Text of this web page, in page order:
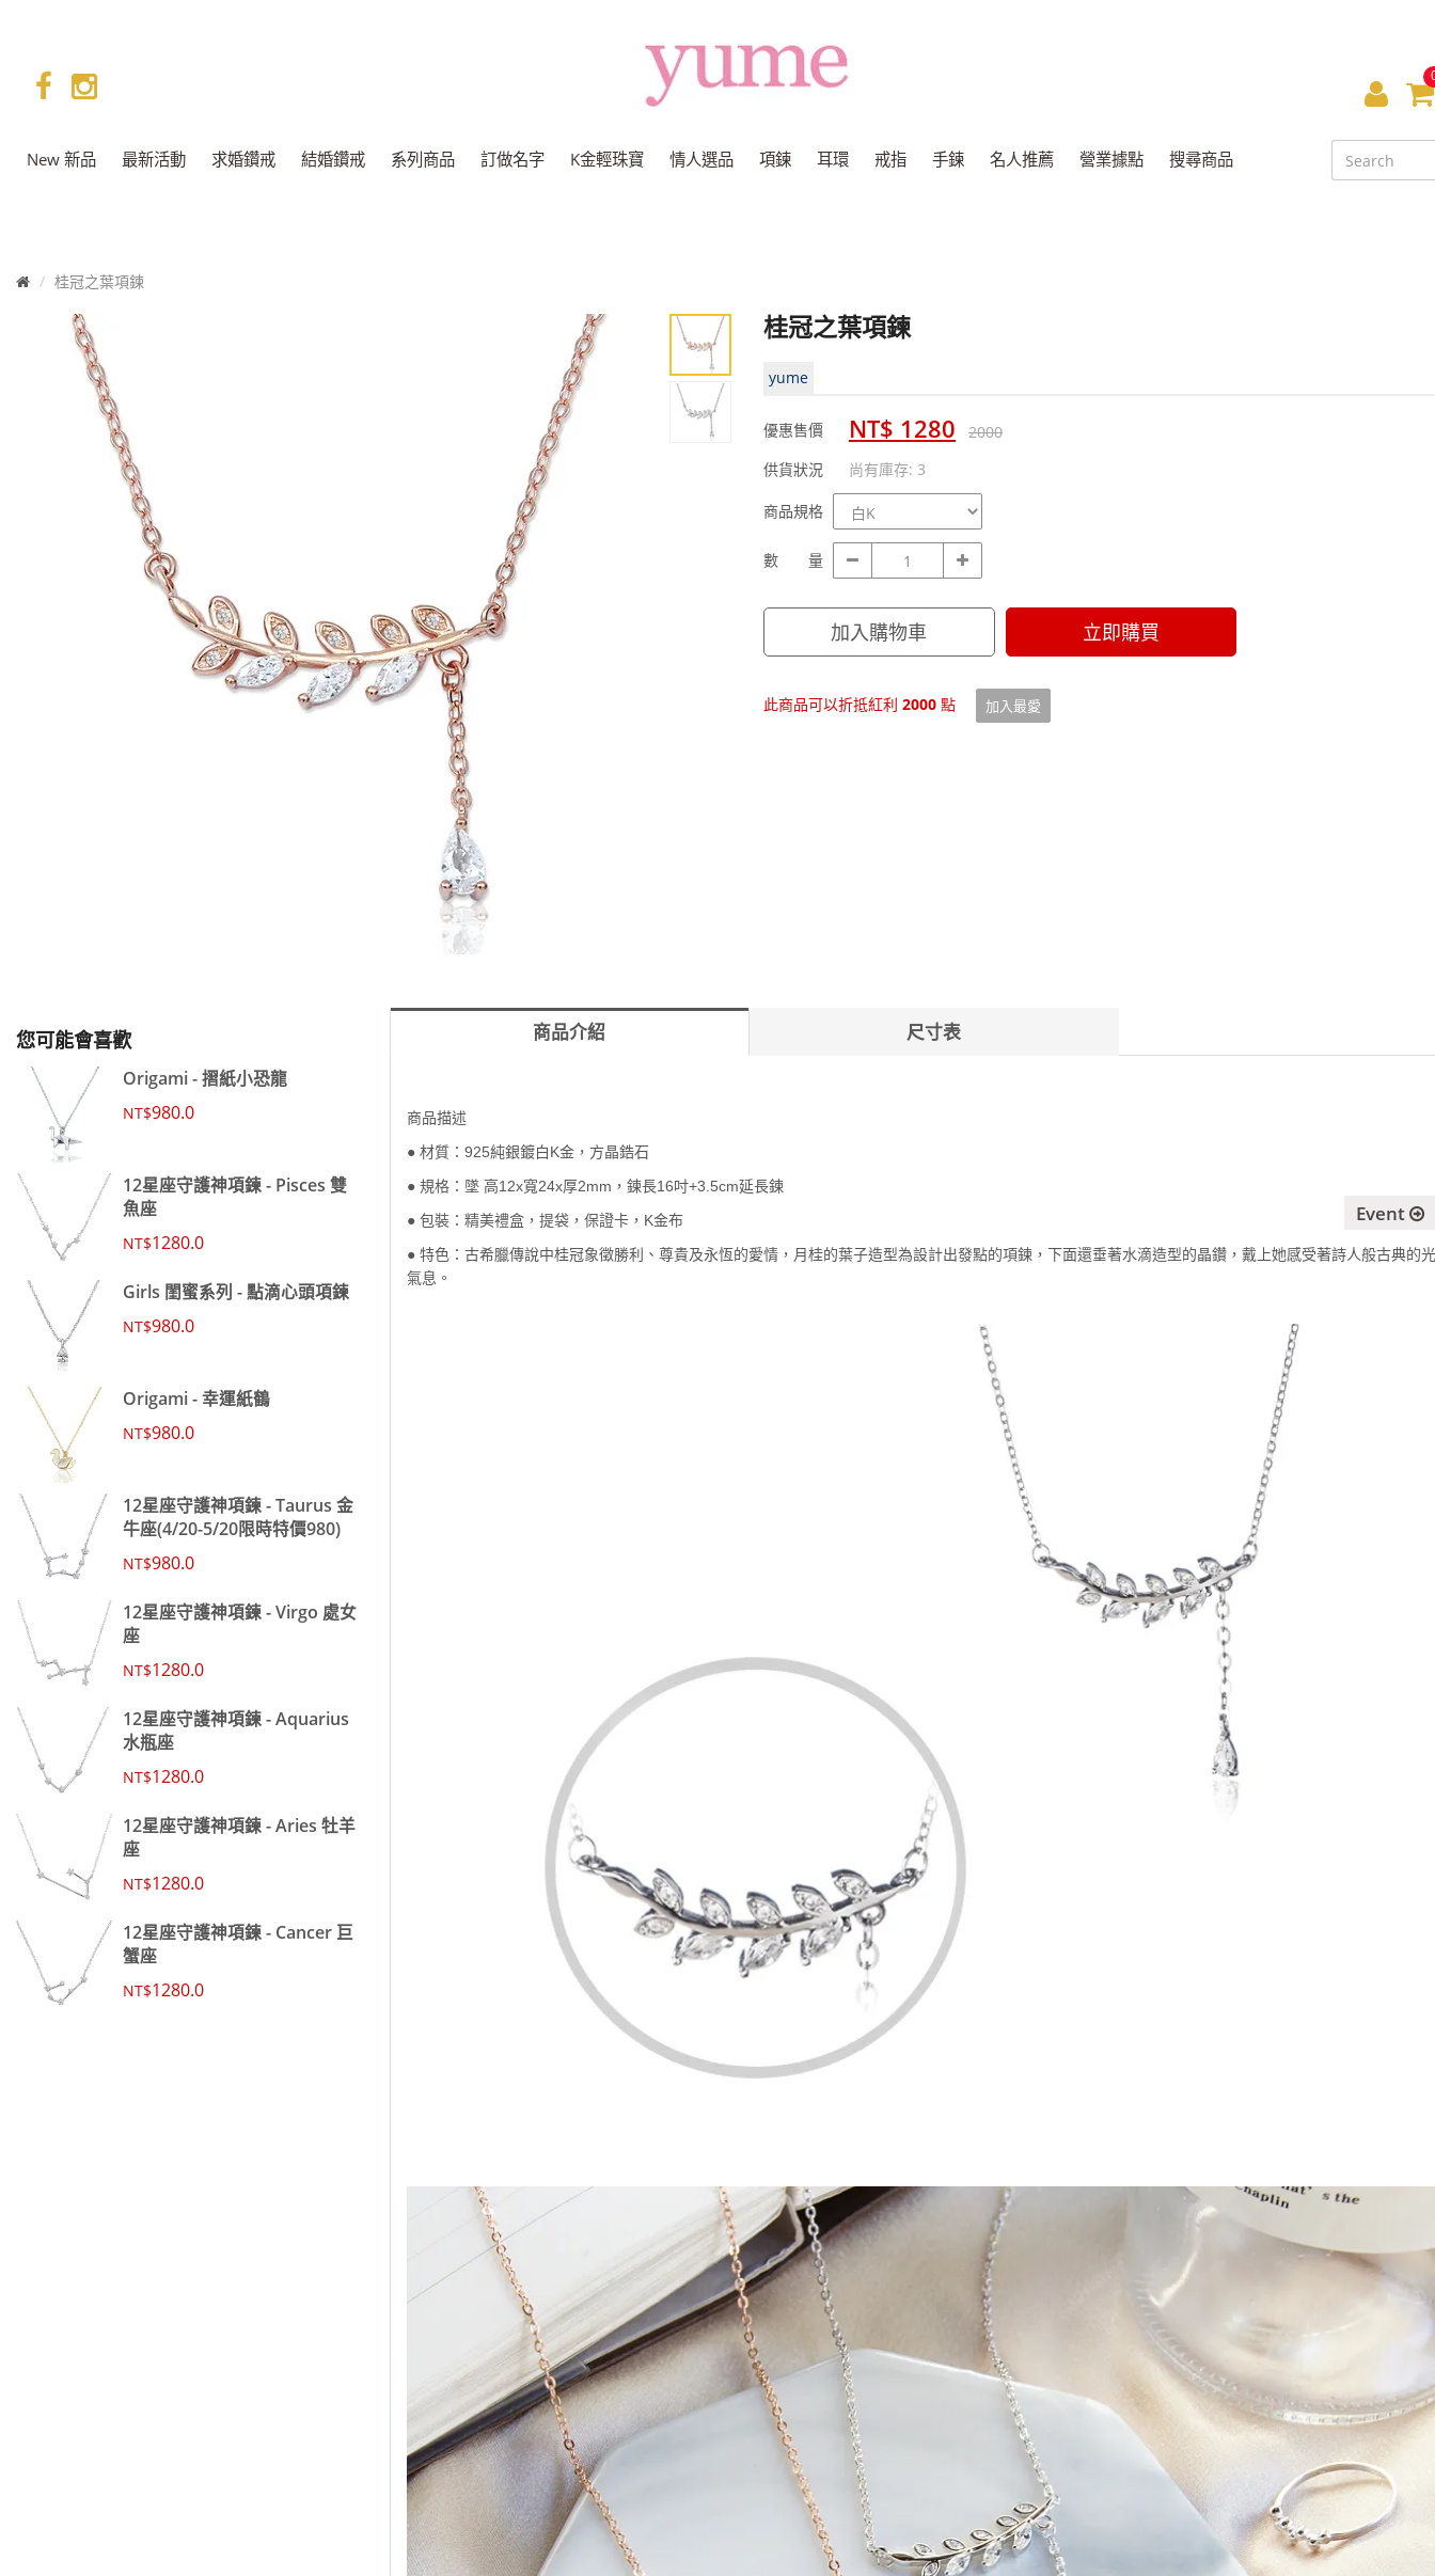
facebook
instagram
會
員
中
Yume
Jewelry
New 新品 最新活動 求婚鑽戒 結婚鑽戒 系列商品 訂做名字 K金輕珠寶 情人選品 項鍊 耳環 戒指 手鍊 名人推薦 營業據點 搜尋商品
首
桂冠之葉項鍊
桂冠之葉項鍊
yume
優惠售價 NT$ 1280
2000
供貨狀況
尚有庫存: 3
商品規格 商
品
規
數 量 數
量
加入購物車 立即購買
此商品可以折抵紅利 2000 點 加入最愛
您可能會喜歡
Origami - 摺紙小恐龍
NT$980.0
12星座守護神項鍊 - Pisces 雙
魚座
NT$1280.0
Girls 閨蜜系列 - 點滴心頭項鍊
NT$980.0
Origami - 幸運紙鶴
NT$980.0
12星座守護神項鍊 - Taurus 金
牛座(4/20-5/20限時特價980)
NT$980.0
12星座守護神項鍊 - Virgo 處女
座
NT$1280.0
12星座守護神項鍊 - Aquarius
水瓶座
NT$1280.0
12星座守護神項鍊 - Aries 牡羊
座
NT$1280.0
12星座守護神項鍊 - Cancer 巨
蟹座
NT$1280.0
商品介紹 尺寸表
商品描述
● 材質：925純銀鍍白K金，方晶鋯石
● 規格：墜 高12x寬24x厚2mm，鍊長16吋+3.5cm延長鍊
● 包裝：精美禮盒，提袋，保證卡，K金布
● 特色：古希臘傳說中桂冠象徵勝利、尊貴及永恆的愛情， 月桂的葉子造型為設計出發點的項鍊，下面還垂著水滴造型的晶鑽，戴上她感受著詩人般古典的
氣息 。
Event